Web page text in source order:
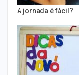
A jornada é fácil?